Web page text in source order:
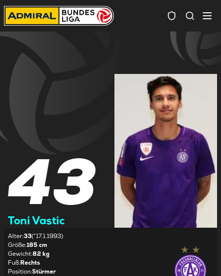
43
Toni Vastic
Alter:33(*17.1.1993)
Größe:185 cm
Gewicht:82 kg
Fuß:Rechts
Position:Stürmer